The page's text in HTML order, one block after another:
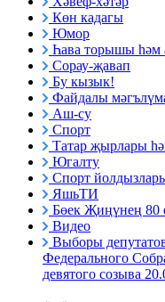
Көн кадагы
Юмор
Һава торышы һәм
Сорау-җавап
Бу кызык!
Файдалы
Аш-су
Спорт
Татар җырлары
Югалту
Спорт
ЯшьТИ
Бөек Җиңүнең 80
Видео
Выборы
Федерального
девятого созыва